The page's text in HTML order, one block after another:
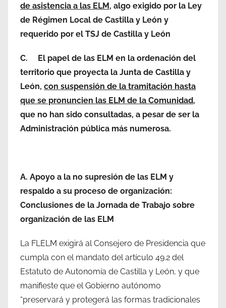
de asistencia a las ELM, algo exigido por la Ley
de Régimen Local de Castilla y León y
requerido por el TSJ de Castilla y León
C. El papel de las ELM en la ordenación del
territorio que proyecta la Junta de Castilla y
León, con suspensión de la tramitación hasta
que se pronuncien las ELM de la Comunidad,
que no han sido consultadas, a pesar de ser la
Administración pública más numerosa.
A. Apoyo a la no supresión de las ELM y
respaldo a su proceso de organización:
Conclusiones de la Jornada de Trabajo sobre
organización de las ELM
La FLELM exigirá al Consejero de Presidencia que
cumpla con el mandato del artículo 49.2 del
Estatuto de Autonomía de Castilla y León, y que
manifieste que el Gobierno autónomo
“preservará y protegerá las formas tradicionales